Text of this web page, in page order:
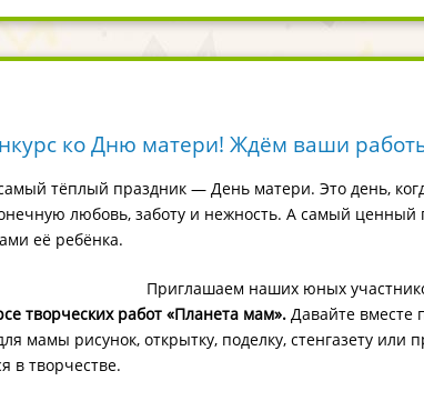
ко Дню матери! Ждём ваши
тёплый праздник — День матери. Это день,
любовь, заботу и нежность. А самый
её ребёнка.
Приглашаем наших юных
творческих работ «Планета мам». Давайте вместе
мамы рисунок, открытку, поделку, стенгазету
в творчестве.